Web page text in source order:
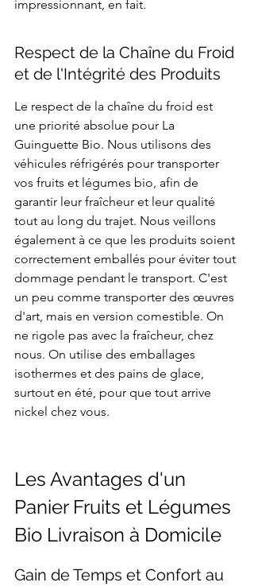
impressionnant, en fait.
Respect de la Chaîne du Froid
et de l'Intégrité des Produits
Le respect de la chaîne du froid est
une priorité absolue pour La
Guinguette Bio. Nous utilisons des
véhicules réfrigérés pour transporter
vos fruits et légumes bio, afin de
garantir leur fraîcheur et leur qualité
tout au long du trajet. Nous veillons
également à ce que les produits soient
correctement emballés pour éviter tout
dommage pendant le transport. C'est
un peu comme transporter des œuvres
d'art, mais en version comestible. On
ne rigole pas avec la fraîcheur, chez
nous. On utilise des emballages
isothermes et des pains de glace,
surtout en été, pour que tout arrive
nickel chez vous.
Les Avantages d'un
Panier Fruits et Légumes
Bio Livraison à Domicile
Gain de Temps et Confort au